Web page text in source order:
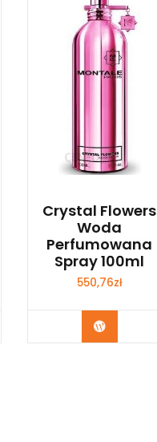
Crystal Flowers
Woda
Perfumowana
Spray 100ml
550,76zł
Zobacz